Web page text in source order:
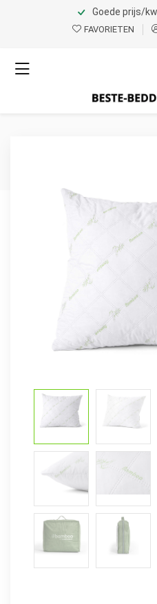
Goede prijs/
FAVORIETEN
Home
Bamboe
60 x